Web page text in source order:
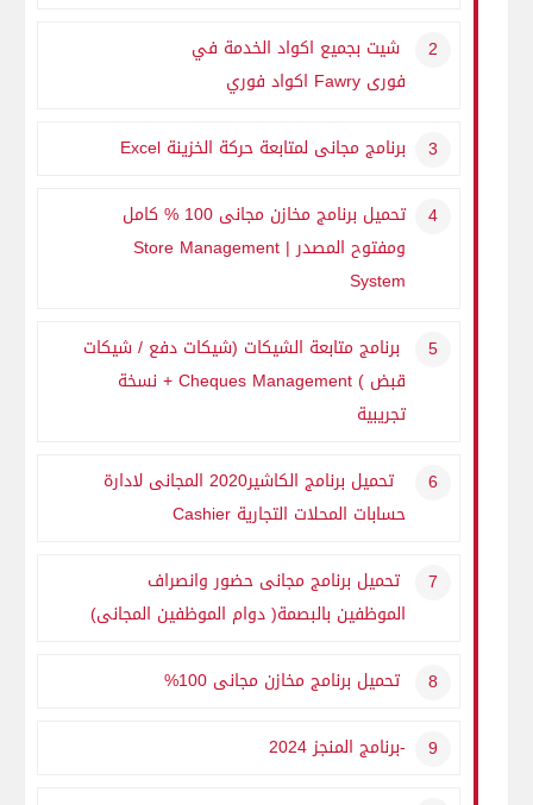
شيت بجميع اكواد الخدمة في
فورى Fawry اكواد فوري
برنامج مجانى لمتابعة حركة الخزينة Excel
تحميل برنامج مخازن مجانى 100 % كامل
ومفتوح المصدر | Store Management
System
برنامج متابعة الشيكات (شيكات دفع / شيكات
قبض )Cheques Management+ نسخة
تجريبية
تحميل برنامج الكاشير2020 المجانى لادارة
حسابات المحلات التجارية Cashier
تحميل برنامج مجانى حضور وانصراف
الموظفين بالبصمة( دوام الموظفين المجانى)
تحميل برنامج مخازن مجانى 100%
-برنامج المنجز 2024